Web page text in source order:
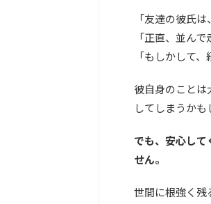
「友達の彼氏
「正直、並ん
「もしかして
彼自身のこと
してしまうかも
でも、安心し
せん。
世間に根強く残